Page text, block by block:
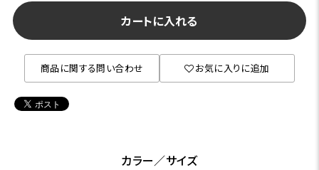
カートに入れる
商品に関する問い合わせ お気に入りに追加
カラー／サイズ